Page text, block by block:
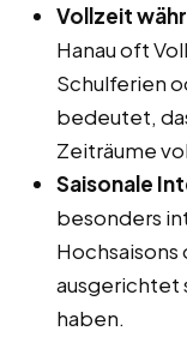
Vollzeit
Hanau oft
Schulferien
bedeutet,
Zeiträume
Saisonale
besonders
ausgerichtet
haben.